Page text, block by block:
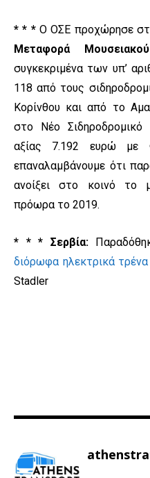
* * *Ο ΟΣΕ προχώρησε
Μεταφορά
συγκεκριμένα των υπ’
118 από τους
Κορίνθου και από το
στο Νέο
αξίας 7.192 ευρώ με
επαναλαμβάνουμε ότι
ανοίξει στο κοινό το
πρόωρα το 2019.
* * * Σερβία:
διόρωφα ηλεκτρικά τρένα
Stadler